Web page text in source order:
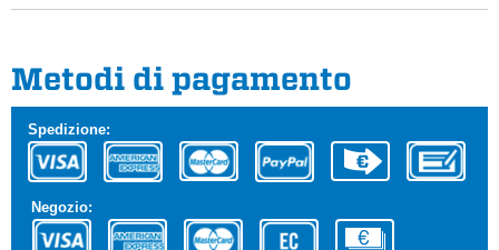
Metodi di pagamento
Spedizione:
Negozio: